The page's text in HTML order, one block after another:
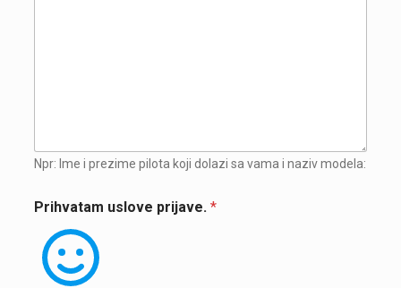
T
Npr: Ime i prezime pilota koji dolazi sa vama i naziv modela:
Prihvatam uslove prijave. *